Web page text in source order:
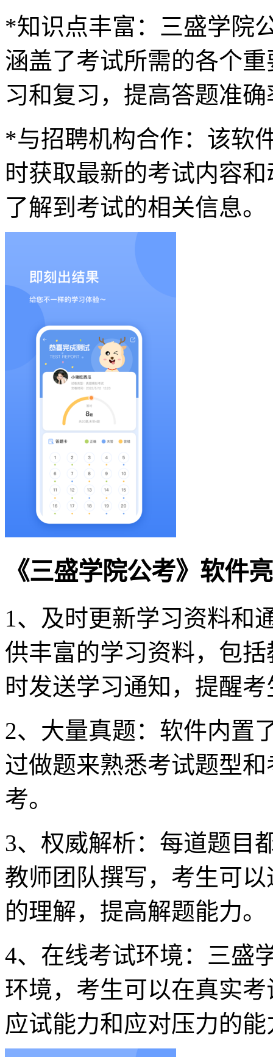
*知识点丰富：三盛学院
涵盖了考试所需的各个
习和复习，提高答题准确
*与招聘机构合作：该软
时获取最新的考试内容
了解到考试的相关信息。
《三盛学院公考》软件
1、及时更新学习资料和
供丰富的学习资料，包
时发送学习通知，提醒
2、大量真题：软件内置
过做题来熟悉考试题型
考。
3、权威解析：每道题目
教师团队撰写，考生可
的理解，提高解题能力。
4、在线考试环境：三盛
环境，考生可以在真实
应试能力和应对压力的能